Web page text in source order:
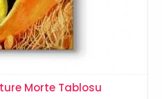
Morte Tablosu